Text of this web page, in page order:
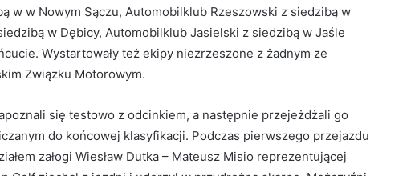
w w Nowym Sączu, Automobilklub Rzeszowski z siedzibą w
w Dębicy, Automobilklub Jasielski z siedzibą w Jaśle
Wystartowały też ekipy niezrzeszone z żadnym ze
Związku Motorowym.
się testowo z odcinkiem, a następnie przejeżdżali go
do końcowej klasyfikacji. Podczas pierwszego przejazdu
załogi Wiesław Dutka – Mateusz Misio reprezentującej